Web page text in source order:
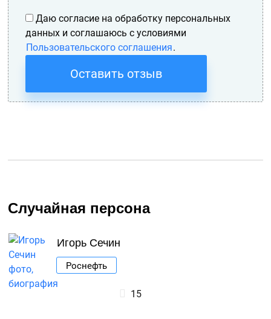
Оставить отзыв
Даю согласие на обработку персональных
данных и соглашаюсь с условиями
Пользовательского соглашения.
Случайная персона
Игорь Сечин
Роснефть
15